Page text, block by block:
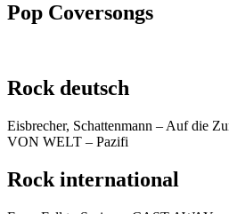
Pop Coversongs
Rock deutsch
Eisbrecher, Schattenmann – Auf die
VON WELT – Pazifi
Rock international